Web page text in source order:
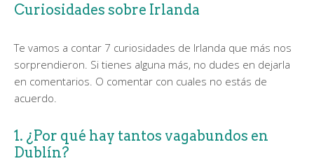
Curiosidades sobre Irlanda
Te vamos a contar 7 curiosidades de Irlanda que más nos
sorprendieron. Si tienes alguna más, no dudes en dejarla
en comentarios. O comentar con cuales no estás de
acuerdo.
1. ¿Por qué hay tantos vagabundos en
Dublín?